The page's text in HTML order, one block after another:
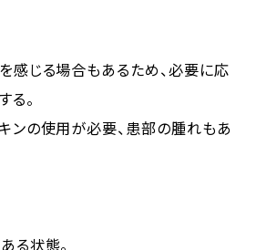
感じる場合もあるため、必要に応
。
ンの使用が必要、患部の腫れもあ
る状態。